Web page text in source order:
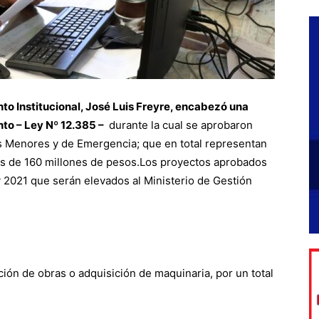
Institucional, José Luis Freyre, encabezó una
– Ley Nº 12.385 – durante la cual se aprobaron
y de Emergencia; que en total representan
160 millones de pesos.Los proyectos aprobados
que serán elevados al Ministerio de Gestión
de obras o adquisición de maquinaria, por un total